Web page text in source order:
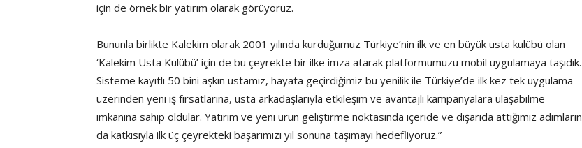
için de örnek bir yatırım olarak görüyoruz.
Bununla birlikte Kalekim olarak 2001 yılında kurduğumuz Türkiye’nin ilk ve en büyük usta kulübü olan
‘Kalekim Usta Kulübü’ için de bu çeyrekte bir ilke imza atarak platformumuzu mobil uygulamaya taşıdık.
Sisteme kayıtlı 50 bini aşkın ustamız, hayata geçirdiğimiz bu yenilik ile Türkiye’de ilk kez tek uygulama
üzerinden yeni iş fırsatlarına, usta arkadaşlarıyla etkileşim ve avantajlı kampanyalara ulaşabilme
imkanına sahip oldular. Yatırım ve yeni ürün geliştirme noktasında içeride ve dışarıda attığımız adımların
da katkısıyla ilk üç çeyrekteki başarımızı yıl sonuna taşımayı hedefliyoruz.”